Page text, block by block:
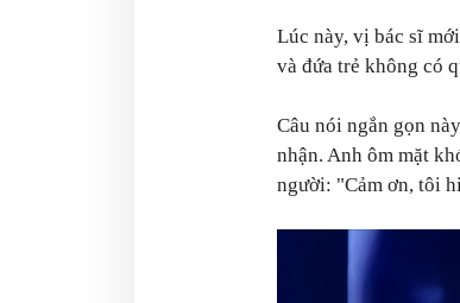
Lúc này, vị bác sĩ
và đứa trẻ không có
Câu nói ngắn gọn
nhận. Anh ôm mặt
người: "Cảm ơn, tôi